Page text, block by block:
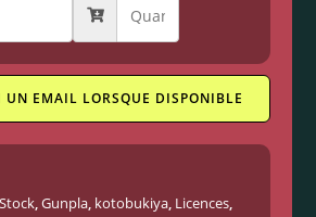
UN EMAIL LORSQUE DISPONIBLE
,Gunpla, kotobukiya, Licences,